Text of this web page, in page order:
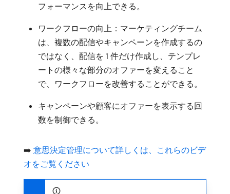
フォーマンスを向上できる。
ワークフローの向上：マーケティングチーム
は、複数の配信やキャンペーンを作成するの
ではなく、配信を 1 件だけ作成し、テンプレ
ートの様々な部分のオファーを変えること
で、ワークフローを改善することができる。
キャンペーンや顧客にオファーを表示する回
数を制御できる。
➡️ 意思決定管理について詳しくは、これらのビデ
オをご覧ください